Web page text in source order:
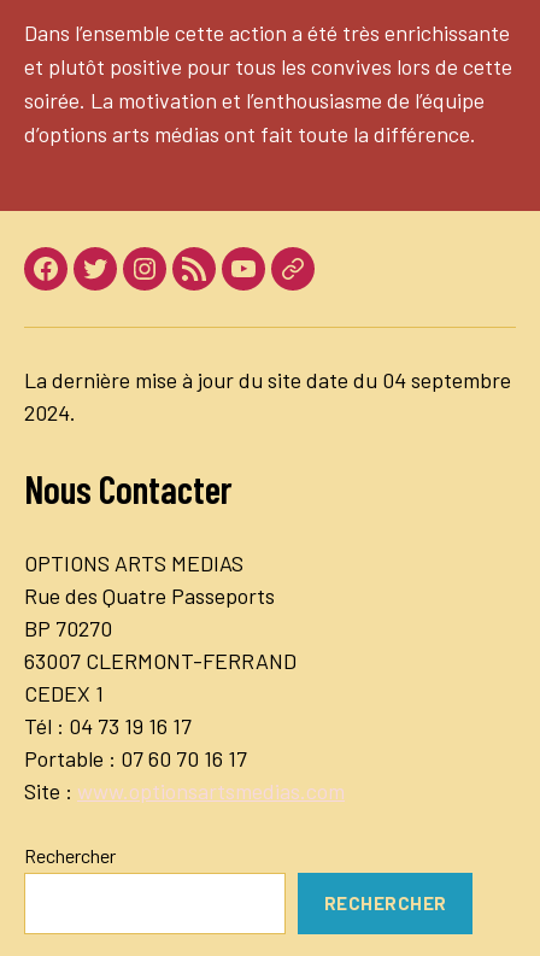
Dans l’ensemble cette action a été très enrichissante
et plutôt positive pour tous les convives lors de cette
soirée. La motivation et l’enthousiasme de l’équipe
d’options arts médias ont fait toute la différence.
Facebook
TwitterInstagram
LinkedInYoutubeDailymotion
La dernière mise à jour du site date du 04 septembre
2024.
Nous Contacter
OPTIONS ARTS MEDIAS
Rue des Quatre Passeports
BP 70270
63007 CLERMONT-FERRAND
CEDEX 1
Tél : 04 73 19 16 17
Portable : 07 60 70 16 17
Site : www.optionsartsmedias.com
Rechercher
RECHERCHER